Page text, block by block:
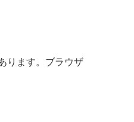
ります。ブラウザ